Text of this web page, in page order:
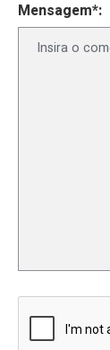
Mensagem*: